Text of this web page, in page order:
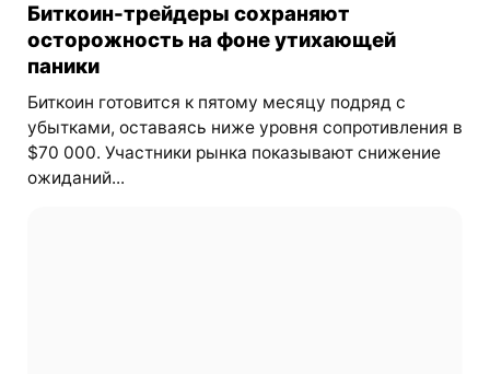
Биткоин-трейдеры сохраняют
осторожность на фоне утихающей
паники
Биткоин готовится к пятому месяцу подряд с
убытками, оставаясь ниже уровня сопротивления в
$70 000. Участники рынка показывают снижение
ожиданий...